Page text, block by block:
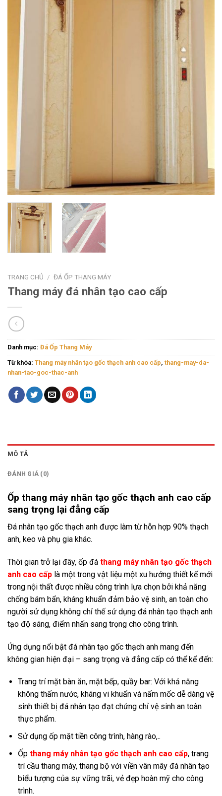
TRANG CHỦ / ĐÁ ỐP THANG MÁY
Thang máy đá nhân tạo cao cấp
Danh mục: Đá Ốp Thang Máy
Từ khóa: Thang máy nhân tạo gốc thạch anh cao cấp, thang-may-da-
nhan-tao-goc-thac-anh
MÔ TẢ
ĐÁNH GIÁ (0)
Ốp thang máy nhân tạo gốc thạch anh cao cấp
sang trọng lại đẳng cấp
Đá nhân tạo gốc thạch anh được làm từ hỗn hợp 90% thạch
anh, keo và phụ gia khác.
Thời gian trở lại đây, ốp đá thang máy nhân tạo gốc thạch
anh cao cấp là một trong vật liệu một xu hướng thiết kế mới
trong nội thất được nhiều công trình lựa chọn bởi khả năng
chống bám bẩn, kháng khuẩn đảm bảo vệ sinh, an toàn cho
người sử dụng không chỉ thế sử dụng đá nhân tạo thạch anh
tạo độ sáng, điểm nhấn sang trọng cho công trình.
Ứng dụng nổi bật đá nhân tạo gốc thạch anh mang đến
không gian hiện đại – sang trọng và đẳng cấp có thể kể đến:
Trang trí mặt bàn ăn, mặt bếp, quầy bar: Với khả năng
không thấm nước, kháng vi khuẩn và nấm mốc dễ dàng vệ
sinh thiết bị đá nhân tạo đạt chứng chỉ vệ sinh an toàn
thực phẩm.
Sử dụng ốp mặt tiền công trình, hàng rào,..
Ốp thang máy nhân tạo gốc thạch anh cao cấp, trang
trí cầu thang máy, thang bộ với viền vân mây đá nhân tạo
biểu tượng của sự vững trãi, vẻ đẹp hoàn mỹ cho công
trình.